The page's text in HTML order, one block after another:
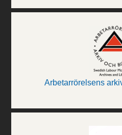
Arbetarrörelsens